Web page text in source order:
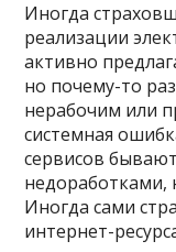
Иногда
реализации
активно
но почему-то
нерабочим или
системная
сервисов
недоработками,
Иногда сами
интернет-